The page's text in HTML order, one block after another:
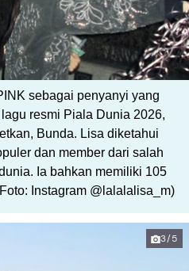
sebagai penyanyi yang
resmi Piala Dunia 2026,
Bunda. Lisa diketahui
dan member dari salah
Ia bahkan memiliki 105
Instagram @lalalalisa_m)
3/5